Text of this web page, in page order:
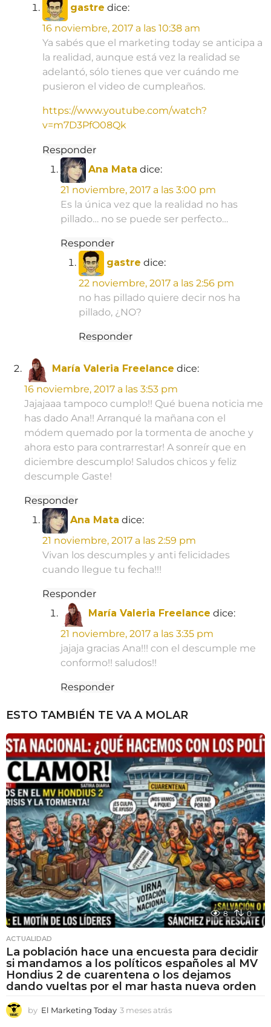
gastre dice:
16 noviembre, 2017 a las 10:38 am
Ya sabés que el marketing today se anticipa a
la realidad, aunque está vez la realidad se
adelantó, sólo tienes que ver cuándo me
pusieron el video de cumpleaños.
https://www.youtube.com/watch?
v=m7D3PfO08Qk
Responder
Ana Mata dice:
21 noviembre, 2017 a las 3:00 pm
Es la única vez que la realidad no has
pillado… no se puede ser perfecto…
Responder
gastre dice:
22 noviembre, 2017 a las 2:56 pm
no has pillado quiere decir nos ha
pillado, ¿NO?
Responder
María Valeria Freelance dice:
16 noviembre, 2017 a las 3:53 pm
Jajajaaa tampoco cumplo!! Qué buena noticia me
has dado Ana!! Arranqué la mañana con el
módem quemado por la tormenta de anoche y
ahora esto para contrarrestar! A sonreír que en
diciembre descumplo! Saludos chicos y feliz
descumple Gaste!
Responder
Ana Mata dice:
21 noviembre, 2017 a las 2:59 pm
Vivan los descumples y anti felicidades
cuando llegue tu fecha!!!
Responder
María Valeria Freelance dice:
21 noviembre, 2017 a las 3:35 pm
jajaja gracias Ana!!! con el descumple me
conformo!! saludos!!
Responder
ESTO TAMBIÉN TE VA A MOLAR
8 0
ACTUALIDAD
La población hace una encuesta para decidir
si mandamos a los políticos españoles al MV
Hondius 2 de cuarentena o los dejamos
dando vueltas por el mar hasta nueva orden
by El Marketing Today 3 meses atrás